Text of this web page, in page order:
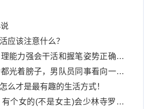
应该注意什么？
能力强会干活和握笔姿势正确不
光着膀子，男队员同事看向一个
了一下腹肌！不知道是电影好事
么才是最有趣的生活方式！
个女的(不是女主)会少林寺罗汉